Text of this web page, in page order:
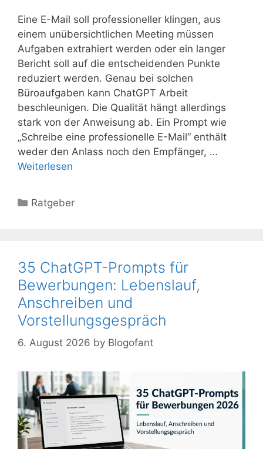
Eine E-Mail soll professioneller klingen, aus
einem unübersichtlichen Meeting müssen
Aufgaben extrahiert werden oder ein langer
Bericht soll auf die entscheidenden Punkte
reduziert werden. Genau bei solchen
Büroaufgaben kann ChatGPT Arbeit
beschleunigen. Die Qualität hängt allerdings
stark von der Anweisung ab. Ein Prompt wie
„Schreibe eine professionelle E-Mail“ enthält
weder den Anlass noch den Empfänger, …
Weiterlesen
Kategorien
Ratgeber
35 ChatGPT-Prompts für
Bewerbungen: Lebenslauf,
Anschreiben und
Vorstellungsgespräch
6. August 2026 by Blogofant